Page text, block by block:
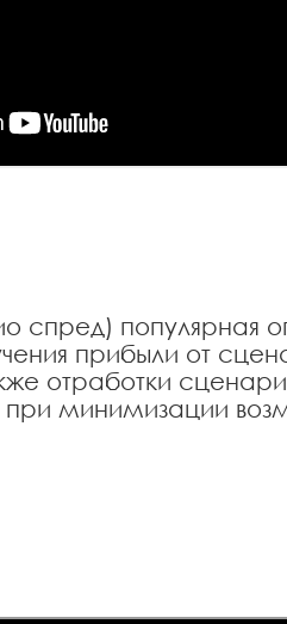
спред) популярная
прибыли от
отработки
при минимизации